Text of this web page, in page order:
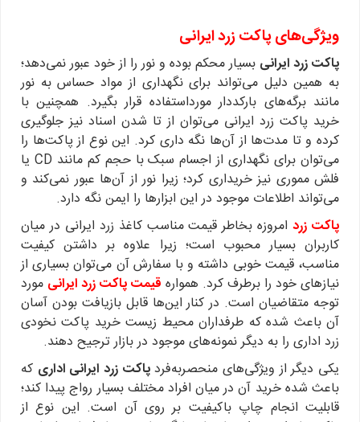
ویژگی‌های پاکت زرد ایرانی
پاکت زرد ایرانی بسیار محکم بوده و نور را از خود عبور نمی‌دهد؛
به همین دلیل می‌تواند برای نگهداری از مواد حساس به نور
مانند برگه‌های بارکددار مورداستفاده قرار بگیرد. همچنین با
خرید پاکت زرد ایرانی می‌توان از تا شدن اسناد نیز جلوگیری
کرده و تا مدت‌ها از آن‌ها نگه داری کرد. این نوع از پاکت‌ها را
می‌توان برای نگهداری از اجسام سبک با حجم کم مانند CD یا
فلش مموری نیز خریداری کرد؛ زیرا نور از آن‌ها عبور نمی‌کند و
می‌تواند اطلاعات موجود در این ابزارها را ایمن نگه دارد.
پاکت زردامروزه بخاطر قیمت مناسب کاغذ زرد ایرانی در میان
کاربران بسیار محبوب است؛ زیرا علاوه بر داشتن کیفیت
مناسب، قیمت خوبی داشته و با سفارش آن می‌توان بسیاری از
نیازهای خود را برطرف کرد. همواره قیمت پاکت زرد ایرانی مورد
توجه متقاضیان است. در کنار این‌ها قابل بازیافت بودن آسان
آن باعث شده که طرفداران محیط زیست خرید پاکت نخودی
زرد اداری را به دیگر نمونه‌های موجود در بازار ترجیح دهند.
یکی دیگر از ویژگی‌های منحصربه‌فردپاکت زرد ایرانی اداری که
باعث شده خرید آن در میان افراد مختلف بسیار رواج پیدا کند؛
قابلیت انجام چاپ باکیفیت بر روی آن است. این نوع از